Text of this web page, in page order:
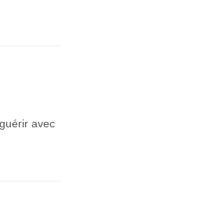
avec